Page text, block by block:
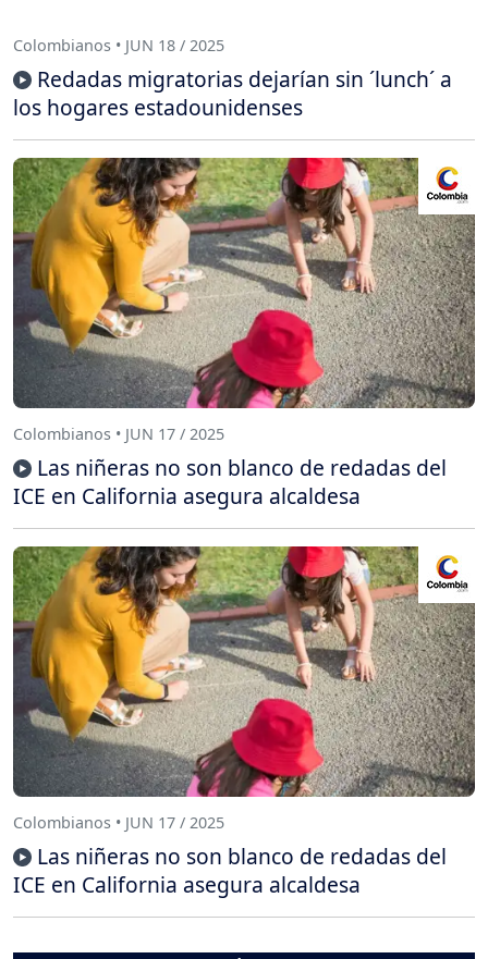
Colombianos • JUN 18 / 2025
Redadas migratorias dejarían sin ´lunch´ a
los hogares estadounidenses
Colombianos • JUN 17 / 2025
Las niñeras no son blanco de redadas del
ICE en California asegura alcaldesa
Colombianos • JUN 17 / 2025
Las niñeras no son blanco de redadas del
ICE en California asegura alcaldesa